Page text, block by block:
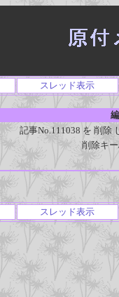
スレッド表示
記事No.111038 を 削除
削除キ
スレッド表示